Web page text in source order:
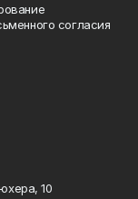
согласия
10